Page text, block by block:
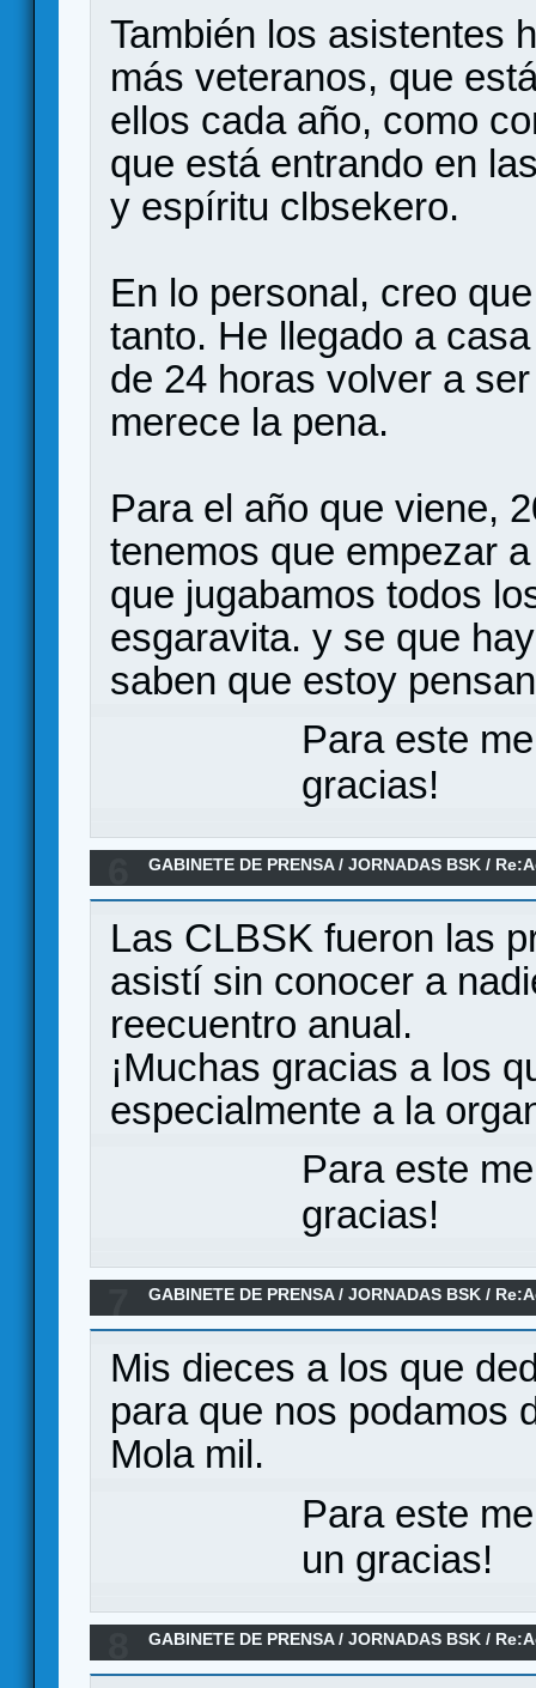
También los asistentes
más veteranos, que
ellos cada año, como
que está entrando en
y espíritu clbsekero.
En lo personal, creo
tanto. He llegado a
de 24 horas volver a
merece la pena.
Para el año que viene,
tenemos que empezar
que jugabamos todos
esgaravita. y se que
saben que estoy
Para este
gracias!
GABINETE DE PRENSA/JORNADAS BSK /
Las CLBSK fueron las
asistí sin conocer a
reecuentro anual.
¡Muchas gracias a los
especialmente a la
Para este
gracias!
GABINETE DE PRENSA/JORNADAS BSK /
Mis dieces a los que
para que nos podamos
Mola mil.
Para este
un gracias!
GABINETE DE PRENSA/JORNADAS BSK /